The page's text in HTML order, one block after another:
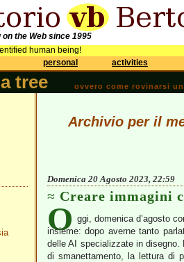
on the Web since 1995
human being!
personal activities
tree ovvero come rovinarsi
Archivio per il
Domenica 20 Agosto 2023, 22:59
Creare immagini
O ggi, domenica d’agosto
insieme: dopo averne tanto
delle AI specializzate in disegno.
di smanettamento, la lettura di